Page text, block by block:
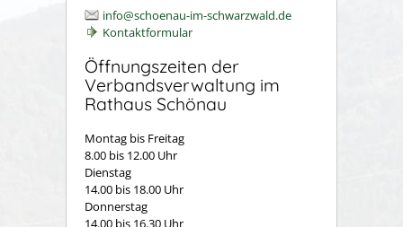
info@schoenau-im-schwarzwald.de
Kontaktformular
Öffnungszeiten der
Verbandsverwaltung im
Rathaus Schönau
Montag bis Freitag
8.00 bis 12.00 Uhr
Dienstag
14.00 bis 18.00 Uhr
Donnerstag
14.00 bis 16.30 Uhr